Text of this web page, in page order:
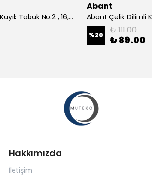
Abant Çelik Dilimli Kayık Tabak No:2 ; 16,5x24,5 cm.
Abant
%20 ₺ 111.00
₺ 89.00
Hakkımızda
İletişim